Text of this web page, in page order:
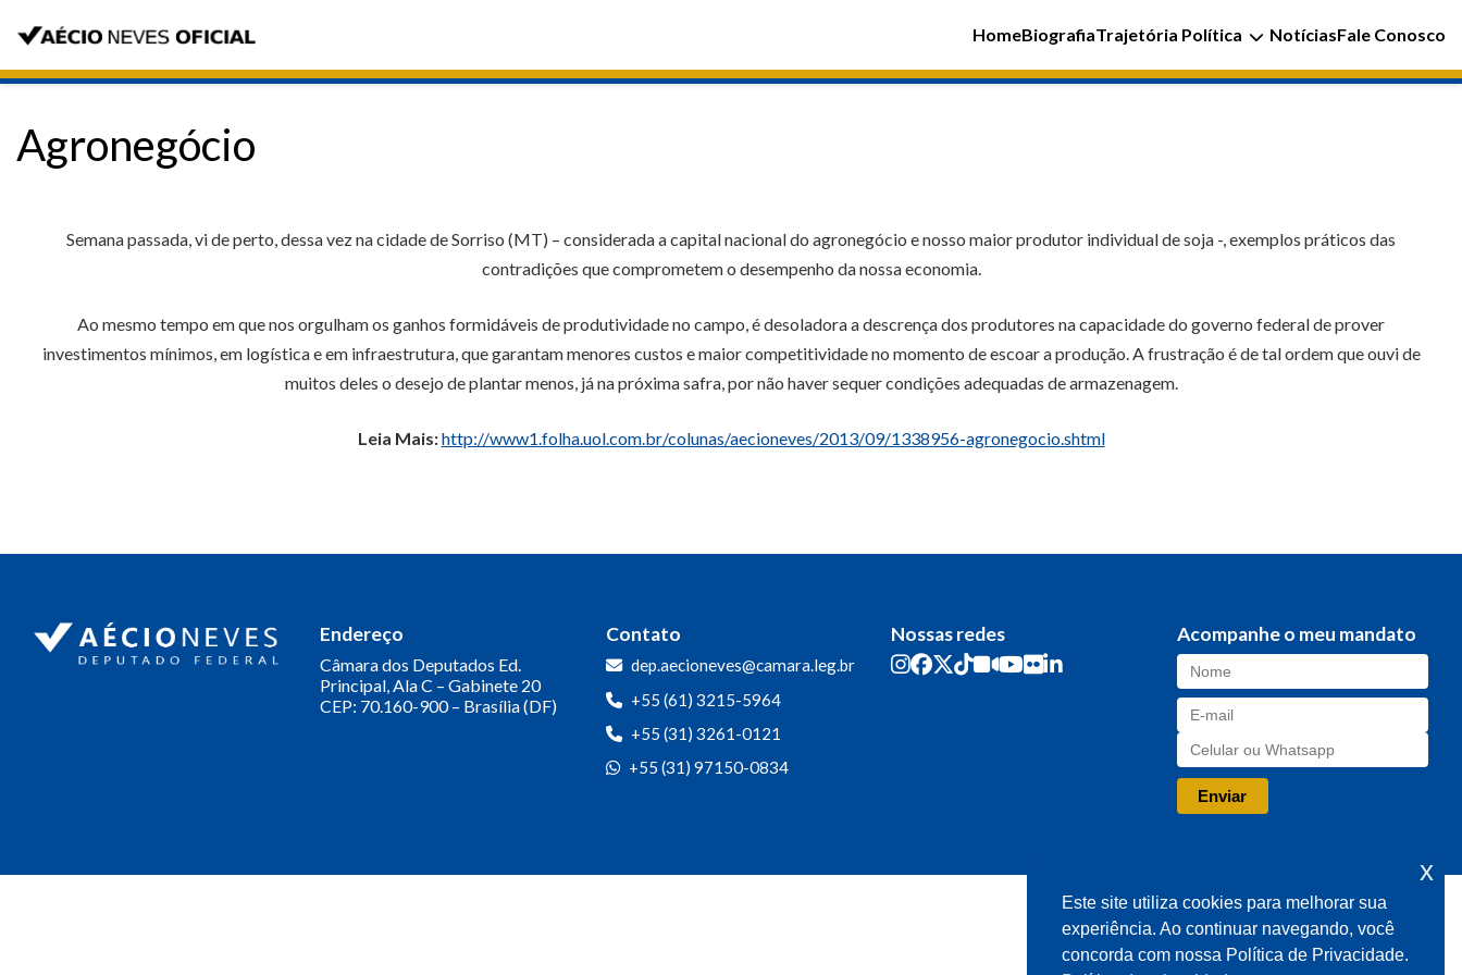
HomeBiografiaTrajetória Política NotíciasFale Conosco
Agronegócio
Semana passada, vi de perto, dessa vez na cidade de Sorriso (MT) – considerada a capital nacional do agronegócio e nosso maior produtor individual de soja -, exemplos práticos das
contradições que comprometem o desempenho da nossa economia.
Ao mesmo tempo em que nos orgulham os ganhos formidáveis de produtividade no campo, é desoladora a descrença dos produtores na capacidade do governo federal de prover
investimentos mínimos, em logística e em infraestrutura, que garantam menores custos e maior competitividade no momento de escoar a produção. A frustração é de tal ordem que ouvi de
muitos deles o desejo de plantar menos, já na próxima safra, por não haver sequer condições adequadas de armazenagem.
Leia Mais:http://www1.folha.uol.com.br/colunas/aecioneves/2013/09/1338956-agronegocio.shtml
Endereço
Câmara dos Deputados Ed.
Principal, Ala C – Gabinete 20
CEP: 70.160-900 – Brasília (DF)
Contato
dep.aecioneves@camara.leg.br
+55 (61) 3215-5964
+55 (31) 3261-0121
+55 (31) 97150-0834
Nossas redes Acompanhe o meu mandato
Este site utiliza cookies para melhorar sua
experiência. Ao continuar navegando, você
concorda com nossa Política de Privacidade.
x